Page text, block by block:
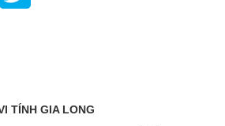
TÍNH GIA LONG